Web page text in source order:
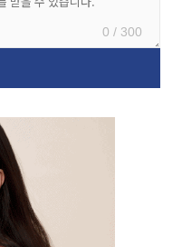
0 / 300